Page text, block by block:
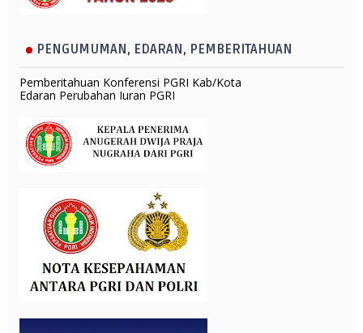
PENGUMUMAN, EDARAN, PEMBERITAHUAN
Pemberitahuan Konferensi PGRI Kab/Kota
Edaran Perubahan Iuran PGRI